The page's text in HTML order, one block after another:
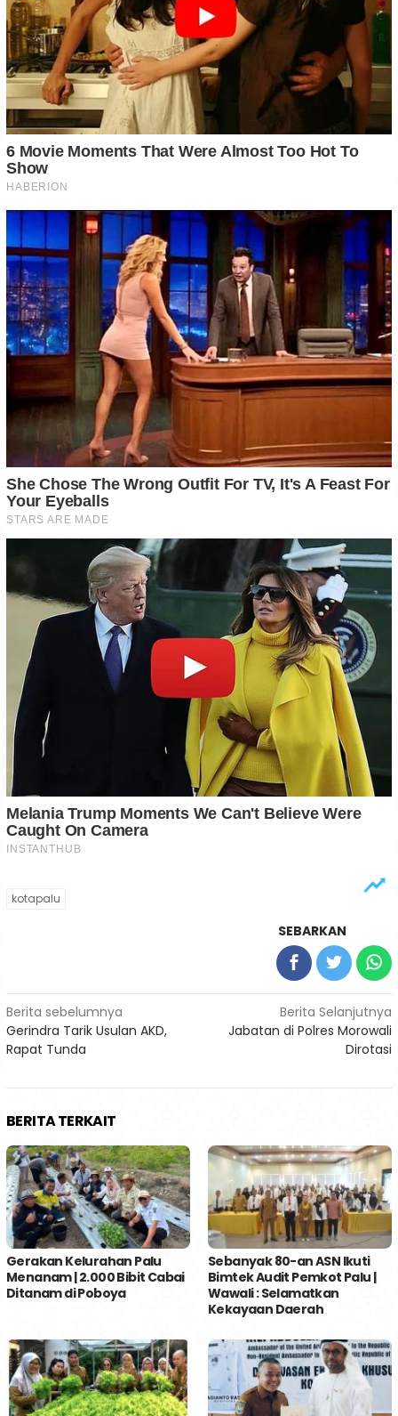
kotapalu
SEBARKAN
Navigasi
pos
Berita sebelumnya
Gerindra Tarik Usulan AKD,
Rapat Tunda
Berita Selanjutnya
Jabatan di Polres Morowali
Dirotasi
BERITA TERKAIT
Gerakan Kelurahan Palu
Menanam | 2.000 Bibit Cabai
Ditanam di Poboya
Sebanyak 80-an ASN Ikuti
Bimtek Audit Pemkot Palu |
Wawali : Selamatkan
Kekayaan Daerah